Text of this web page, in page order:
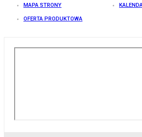
MAPA STRONY
OFERTA PRODUKTOWA